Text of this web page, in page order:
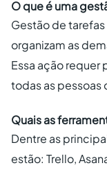
O que é uma
Gestão de
organizam as
Essa ação
todas as pessoas
Quais as
Dentre as
estão: Trello,